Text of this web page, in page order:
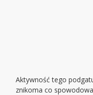
Aktywność tego
znikoma co